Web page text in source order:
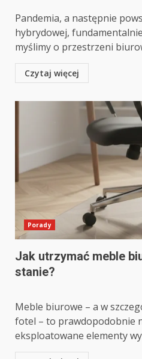
Pandemia, a następnie
hybrydowej,
myślimy o przestrzeni
Czytaj więcej
Porady
Jak utrzymać meble
stanie?
Meble biurowe – a w
fotel – to prawdopodobnie
eksploatowane elementy